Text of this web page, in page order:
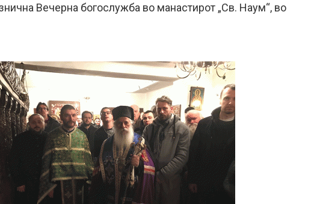
Вечерна богослужба во манастирот „Св. Наум“, во